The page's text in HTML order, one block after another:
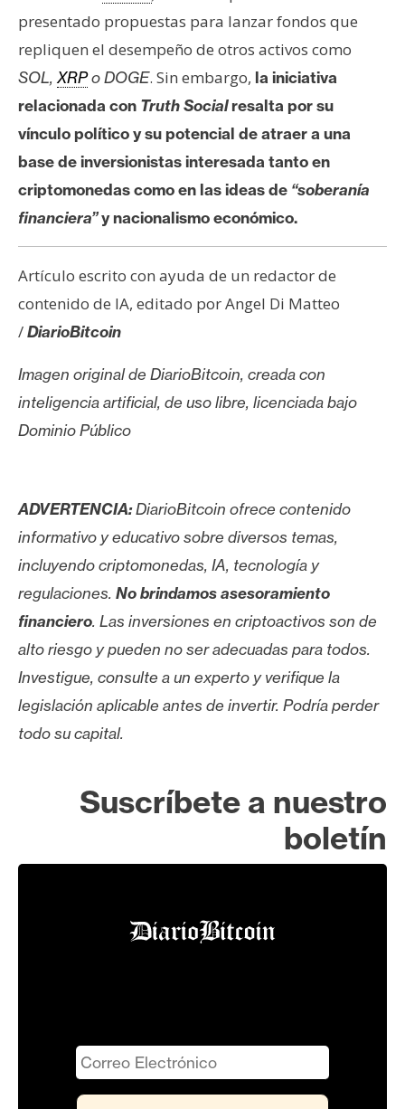
presentado propuestas para lanzar fondos que
repliquen el desempeño de otros activos como
SOL, XRPo DOGE. Sin embargo, la iniciativa
relacionada con Truth Socialresalta por su
vínculo político y su potencial de atraer a una
base de inversionistas interesada tanto en
criptomonedas como en las ideas de “soberanía
financiera”y nacionalismo económico.
Artículo escrito con ayuda de un redactor de
contenido de IA, editado por Angel Di Matteo
/DiarioBitcoin
Imagen original de DiarioBitcoin, creada con
inteligencia artificial, de uso libre, licenciada bajo
Dominio Público
ADVERTENCIA:DiarioBitcoin ofrece contenido
informativo y educativo sobre diversos temas,
incluyendo criptomonedas, IA, tecnología y
regulaciones. No brindamos asesoramiento
financiero. Las inversiones en criptoactivos son de
alto riesgo y pueden no ser adecuadas para todos.
Investigue, consulte a un experto y verifique la
legislación aplicable antes de invertir. Podría perder
todo su capital.
Suscríbete a nuestro
boletín